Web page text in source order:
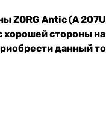
ZORG Antic (A
хорошей стороны
данный